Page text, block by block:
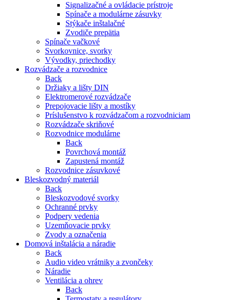
Signalizačné a ovládacie prístroje
Spínače a modulárne zásuvky
Stýkače inštalačné
Zvodiče prepätia
Spínače vačkové
Svorkovnice, svorky
Vývodky, priechodky
Rozvádzače a rozvodnice
Back
Držiaky a lišty DIN
Elektromerové rozvádzače
Prepojovacie lišty a mostíky
Príslušenstvo k rozvádzačom a rozvodniciam
Rozvádzače skriňové
Rozvodnice modulárne
Back
Povrchová montáž
Zapustená montáž
Rozvodnice zásuvkové
Bleskozvodný materiál
Back
Bleskozvodové svorky
Ochranné prvky
Podpery vedenia
Uzemňovacie prvky
Zvody a označenia
Domová inštalácia a náradie
Back
Audio video vrátniky a zvončeky
Náradie
Ventilácia a ohrev
Back